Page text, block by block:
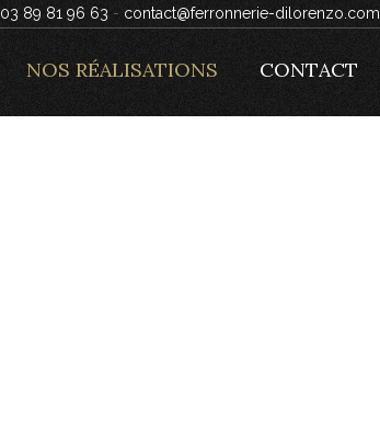
03 89 81 96 63 - contact@ferronnerie-dilorenzo.com
NOS RÉALISATIONS CONTACT